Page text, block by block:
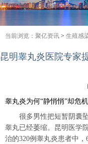
当前浏览： 聚亿资讯 > 生殖感
昆明睾丸炎医院专家
睾丸炎为何“静悄悄”却危
很多男性把短暂阴囊
睾丸已经萎缩。昆明医学
治的320例睾丸炎患者中